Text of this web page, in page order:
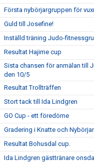
Första nybörjargruppen för
Guld till Josefine!
Inställd träning Judo-
Resultat Hajime cup
Sista chansen för anmälan till
den 10/5
Resultat Trollträffen
Stort tack till Ida Lindgren
GO Cup - ett föredöme
Gradering i Knatte och
Resultat Bohusdal cup.
Ida Lindgren gästtränare